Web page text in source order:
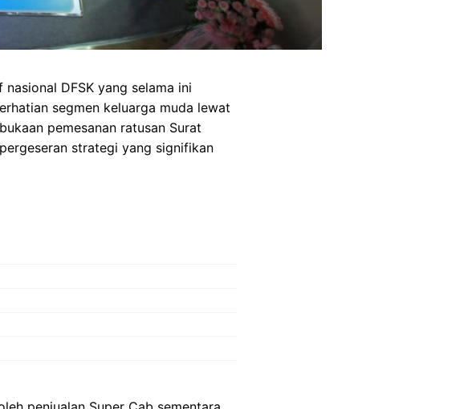
DFSK yang selama ini
segmen keluarga muda lewat
pemesanan ratusan Surat
strategi yang signifikan